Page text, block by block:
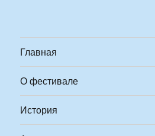
Главная
О фестивале
История